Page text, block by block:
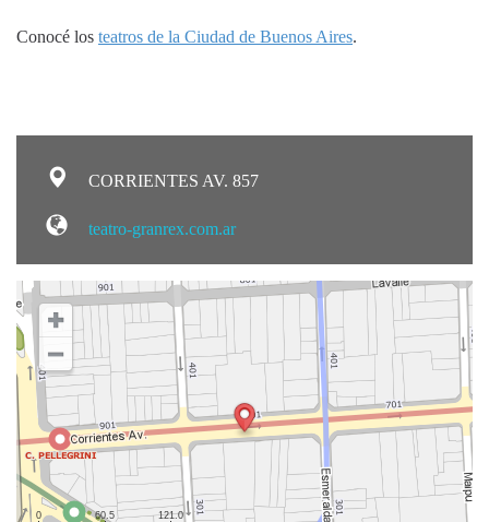
Conocé los teatros de la Ciudad de Buenos Aires.
CORRIENTES AV. 857
teatro-granrex.com.ar
0 60.5 121.0